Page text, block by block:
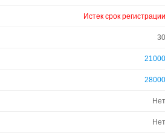
Истек срок регистрации
30
21000
28000
Нет
Нет